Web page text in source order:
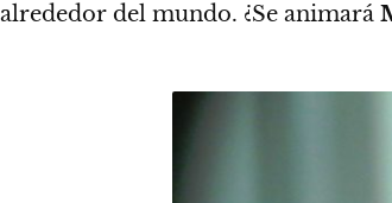
alrededor del mundo. ¿Se animará